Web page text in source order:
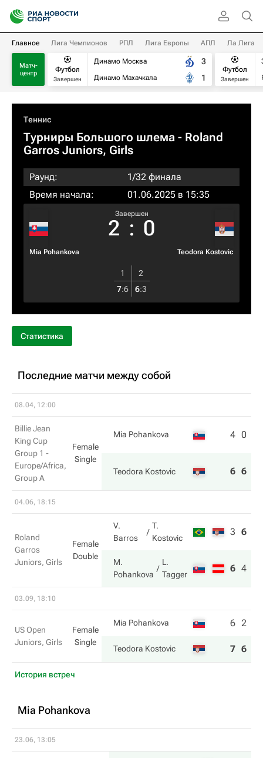
Главное Лига Чемпионов РПЛ Лига Европы АПЛ Ла Лига
Матч-
центр
Футбол
Завершен
Динамо Москва
Динамо Махачкала
3
1
Футбол
Завершен
Теннис
Турниры Большого шлема - Roland
Garros Juniors, Girls
Раунд:
1/32 финала
Время начала:
01.06.2025 в 15:35
Mia Pohankova
Завершен
2 : 0
Teodora Kostovic
1
2
7:6 6:3
Статистика
Последние матчи между собой
08.04, 12:00
Billie Jean
King Cup
Group 1 -
Europe/Africa,
Group A
Female
Single
Mia Pohankova 4 0
Teodora Kostovic 6 6
04.06, 18:15
Roland
Garros
Juniors, Girls
Female
Double
V.
Barros
T.
Kostovic
3 6
M.
Pohankova
L.
Tagger
6 4
03.09, 18:10
US Open
Juniors, Girls
Female
Single
Mia Pohankova 6 2
Teodora Kostovic 7 6
История встреч
Mia Pohankova
23.06, 13:05